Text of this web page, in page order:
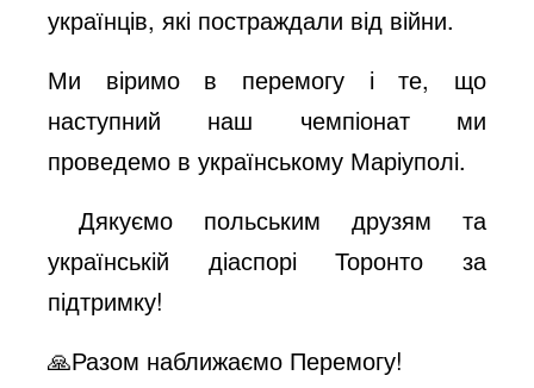
українців, які постраждали від війни.
Ми віримо в перемогу і те, що
наступний наш чемпіонат ми
проведемо в українському Маріуполі.
Дякуємо польським друзям та
українській діаспорі Торонто за
підтримку!
🙏Разом наближаємо Перемогу!